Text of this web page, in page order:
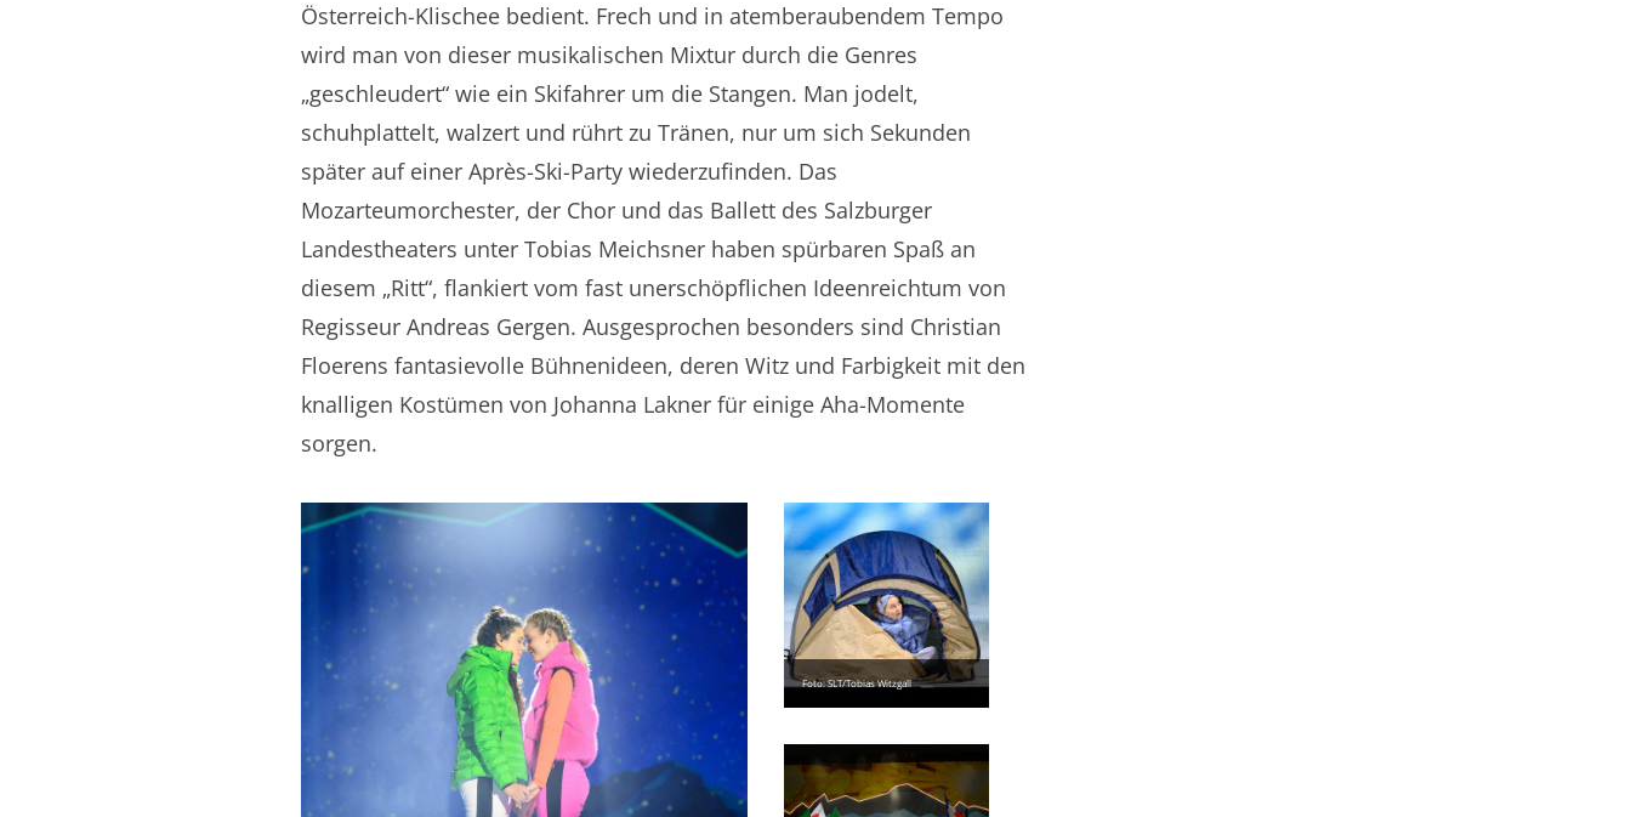
Österreich-Klischee bedient. Frech und in atemberaubendem Tempo
wird man von dieser musikalischen Mixtur durch die Genres
„geschleudert“ wie ein Skifahrer um die Stangen. Man jodelt,
schuhplattelt, walzert und rührt zu Tränen, nur um sich Sekunden
später auf einer Après-Ski-Party wiederzufinden. Das
Mozarteumorchester, der Chor und das Ballett des Salzburger
Landestheaters unter Tobias Meichsner haben spürbaren Spaß an
diesem „Ritt“, flankiert vom fast unerschöpflichen Ideenreichtum von
Regisseur Andreas Gergen. Ausgesprochen besonders sind Christian
Floerens fantasievolle Bühnenideen, deren Witz und Farbigkeit mit den
knalligen Kostümen von Johanna Lakner für einige Aha-Momente
sorgen.
Foto: SLT/Tobias Witzgall